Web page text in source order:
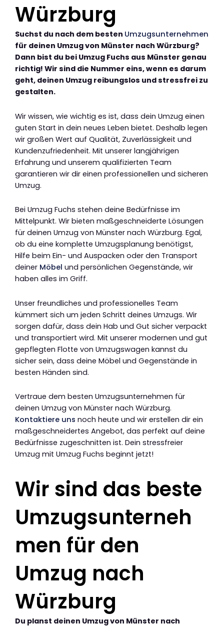
Würzburg
Suchst du nach dem besten Umzugsunternehmen
für deinen Umzug von Münster nach Würzburg?
Dann bist du bei Umzug Fuchs aus Münster genau
richtig! Wir sind die Nummer eins, wenn es darum
geht, deinen Umzug reibungslos und stressfrei zu
gestalten.
Wir wissen, wie wichtig es ist, dass dein Umzug einen
guten Start in dein neues Leben bietet. Deshalb legen
wir großen Wert auf Qualität, Zuverlässigkeit und
Kundenzufriedenheit. Mit unserer langjährigen
Erfahrung und unserem qualifizierten Team
garantieren wir dir einen professionellen und sicheren
Umzug.
Bei Umzug Fuchs stehen deine Bedürfnisse im
Mittelpunkt. Wir bieten maßgeschneiderte Lösungen
für deinen Umzug von Münster nach Würzburg. Egal,
ob du eine komplette Umzugsplanung benötigst,
Hilfe beim Ein- und Auspacken oder den Transport
deiner Möbel und persönlichen Gegenstände, wir
haben alles im Griff.
Unser freundliches und professionelles Team
kümmert sich um jeden Schritt deines Umzugs. Wir
sorgen dafür, dass dein Hab und Gut sicher verpackt
und transportiert wird. Mit unserer modernen und gut
gepflegten Flotte von Umzugswagen kannst du
sicher sein, dass deine Möbel und Gegenstände in
besten Händen sind.
Vertraue dem besten Umzugsunternehmen für
deinen Umzug von Münster nach Würzburg.
Kontaktiere uns noch heute und wir erstellen dir ein
maßgeschneidertes Angebot, das perfekt auf deine
Bedürfnisse zugeschnitten ist. Dein stressfreier
Umzug mit Umzug Fuchs beginnt jetzt!
Wir sind das beste
Umzugsunterneh
men für den
Umzug nach
Würzburg
Du planst deinen Umzug von Münster nach